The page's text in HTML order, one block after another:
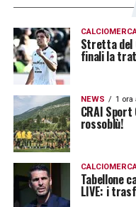
Stretta del
finali la
NEWS 1 ora
CRAI
rossoblù!
Tabellone
LIVE: i